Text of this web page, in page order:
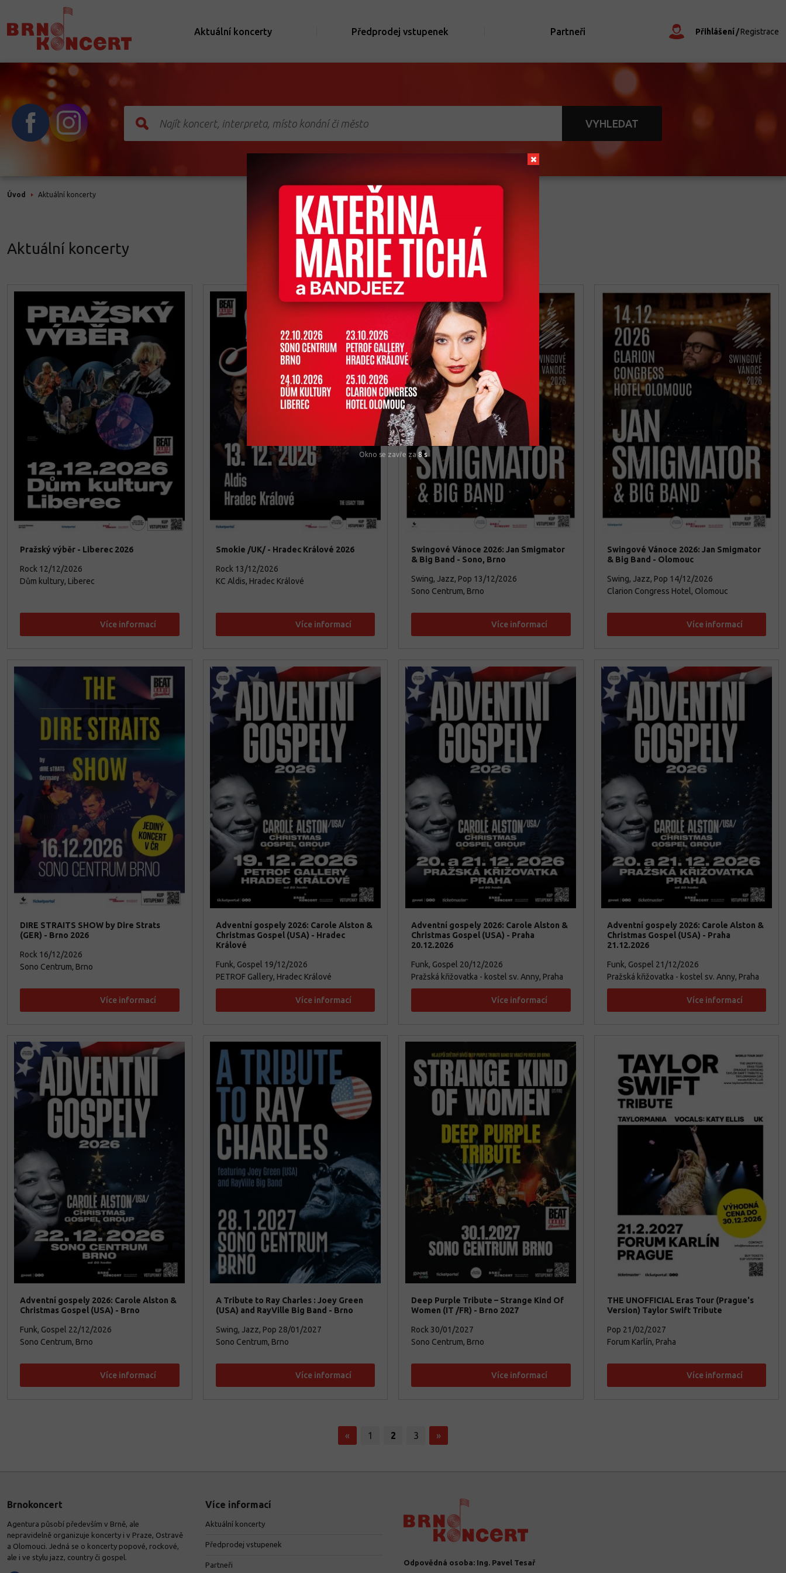
Aktuální koncerty Předprodej vstupenek Partneři Přihlášení Registrace
Úvod Aktuální koncerty
Aktuální koncerty
Pražský výběr - Liberec 2026
Rock 12/12/2026
Dům kultury, Liberec
Více informací
Smokie /UK/ - Hradec Králové 2026
Rock 13/12/2026
KC Aldis, Hradec Králové
Více informací
Swingové Vánoce 2026: Jan Smigmator
& Big Band - Sono, Brno
Swing, Jazz, Pop 13/12/2026
Sono Centrum, Brno
Více informací
Swingové Vánoce 2026: Jan Smigmator
& Big Band - Olomouc
Swing, Jazz, Pop 14/12/2026
Clarion Congress Hotel, Olomouc
Více informací
DIRE STRAITS SHOW by Dire Strats
(GER) - Brno 2026
Rock 16/12/2026
Sono Centrum, Brno
Více informací
Adventní gospely 2026: Carole Alston &
Christmas Gospel (USA) - Hradec
Králové
Funk, Gospel 19/12/2026
PETROF Gallery, Hradec Králové
Více informací
Adventní gospely 2026: Carole Alston &
Christmas Gospel (USA) - Praha
20.12.2026
Funk, Gospel 20/12/2026
Pražská křižovatka - kostel sv. Anny, Praha
Více informací
Adventní gospely 2026: Carole Alston &
Christmas Gospel (USA) - Praha
21.12.2026
Funk, Gospel 21/12/2026
Pražská křižovatka - kostel sv. Anny, Praha
Více informací
Adventní gospely 2026: Carole Alston &
Christmas Gospel (USA) - Brno
Funk, Gospel 22/12/2026
Sono Centrum, Brno
Více informací
A Tribute to Ray Charles : Joey Green
(USA) and RayVille Big Band - Brno
Swing, Jazz, Pop 28/01/2027
Sono Centrum, Brno
Více informací
Deep Purple Tribute – Strange Kind Of
Women (IT /FR) - Brno 2027
Rock 30/01/2027
Sono Centrum, Brno
Více informací
THE UNOFFICIAL Eras Tour (Prague's
Version) Taylor Swift Tribute
Pop 21/02/2027
Forum Karlín, Praha
Více informací
« 1 2 3 »
Brnokoncert
Agentura působí především v Brně, ale
nepravidelně organizuje koncerty i v Praze, Ostravě
a Olomouci. Jedná se o koncerty popové, rockové,
ale i ve stylu jazz, country či gospel.
Více informací
Aktuální koncerty
Předprodej vstupenek
Partneři Odpovědná osoba: Ing. Pavel Tesař
Okno se zavře za 6s